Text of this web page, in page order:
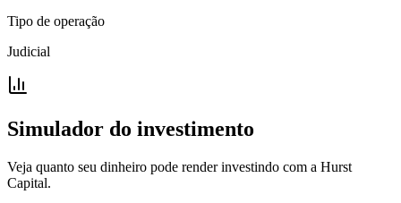
Tipo de operação
Judicial
Simulador do investimento
Veja quanto seu dinheiro pode render investindo com a Hurst
Capital.